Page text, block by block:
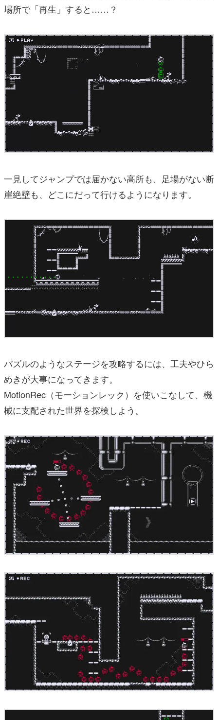
場所で「再生」すると……？
一見してジャンプでは届かない高所も、足場がない断
崖絶壁も、どこにだって行けるようになります。
パズルのようなステージを攻略するには、工夫やひら
めきが大事になってきます。
MotionRec（モーションレック）を使いこなして、機
械に支配された世界を探検しよう。